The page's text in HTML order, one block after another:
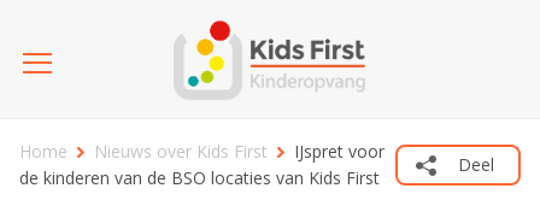
Home Nieuws over Kids First
IJspret voor
de kinderen van de BSO locaties van Kids First
Deel